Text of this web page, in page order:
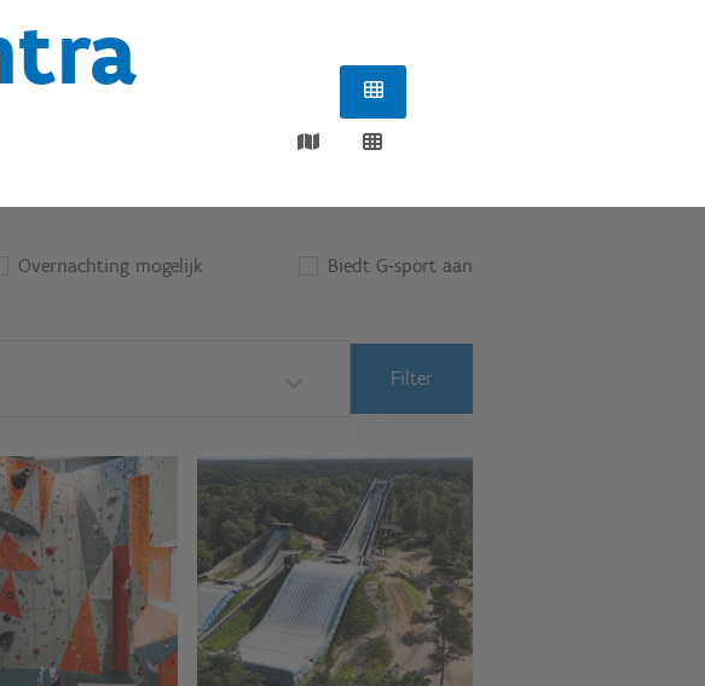
Overnachting mogelijk Biedt G-sport aan
Filter